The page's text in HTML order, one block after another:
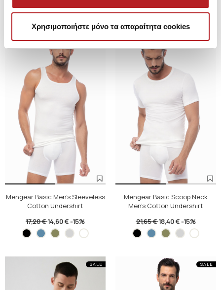
Χρησιμοποιήστε μόνο τα απαραίτητα cookies
SALE
Mengear Basic Men's Sleeveless
Cotton Undershirt
17,20 €14,60 €-15%
Mengear Basic Scoop Neck
Men's Cotton Undershirt
21,65 €18,40 €-15%
SALE SALE